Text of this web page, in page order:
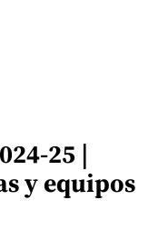
25 |
y equipos